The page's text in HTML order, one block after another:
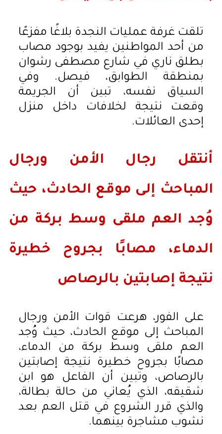
تلقت غرفة عمليات النجدة بلاغًا مفزعًا
من أحد المواطنين يفيد بوجود مصاب
بطلق ناري في شارع مصطفى رشوان
بمنطقة الطوابق، فيصل. وفي
السياق نفسه، تبين أن الجريمة
وقعت نتيجة لخلافات داخل منزل
إحدى العائلات.
أنتقل رجال الأمن ورجال
المباحث إلى موقع الحادث، حيث
وُجد العم ملقى وسط بركة من
الدماء، مصابًا بجروح خطيرة
نتيجة إصابتين بالرصاص
على الفور، هرعت قوات الأمن ورجال
المباحث إلى موقع الحادث، حيث وُجد
العم ملقى وسط بركة من الدماء،
مصابًا بجروح خطيرة نتيجة إصابتين
بالرصاص، وتبين أن الفاعل هو ابن
شقيقه، الذي يُعاني من حالة بطالة،
والذي قرر الشروع في قتل العم بعد
نشوب مشاجرة بينهما.